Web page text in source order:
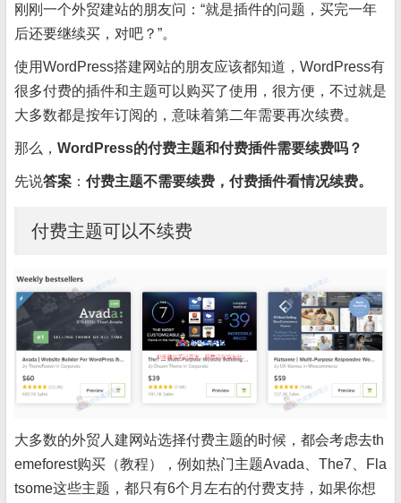
刚刚一个外贸建站的朋友问：“就是插件的问题，买完一年
后还要继续买，对吧？”。
使用WordPress搭建网站的朋友应该都知道，WordPress有
很多付费的插件和主题可以购买了使用，很方便，不过就是
大多数都是按年订阅的，意味着第二年需要再次续费。
那么， WordPress的付费主题和付费插件需要续费吗？
先说答案 ： 付费主题不需要续费，付费插件看情况续费。
付费主题可以不续费
大多数的外贸人建网站选择付费主题的时候，都会考虑去th
emeforest购买（教程），例如热门主题Avada、The7、Fla
tsome这些主题，都只有6个月左右的付费支持，如果你想